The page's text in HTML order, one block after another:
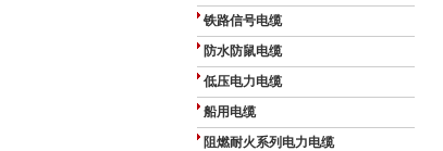
铁路信号电缆
防水防鼠电缆
低压电力电缆
船用电缆
阻燃耐火系列电力电缆